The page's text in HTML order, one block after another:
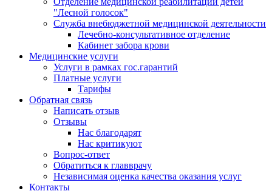
"Лесной голосок"
Служба внебюджетной медицинской деятельности
Лечебно-консультативное отделение
Кабинет забора крови
Медицинские услуги
Услуги в рамках гос.гарантий
Платные услуги
Тарифы
Обратная связь
Написать отзыв
Отзывы
Нас благодарят
Нас критикуют
Вопрос-ответ
Обратиться к главврачу
Независимая оценка качества оказания услуг
Контакты